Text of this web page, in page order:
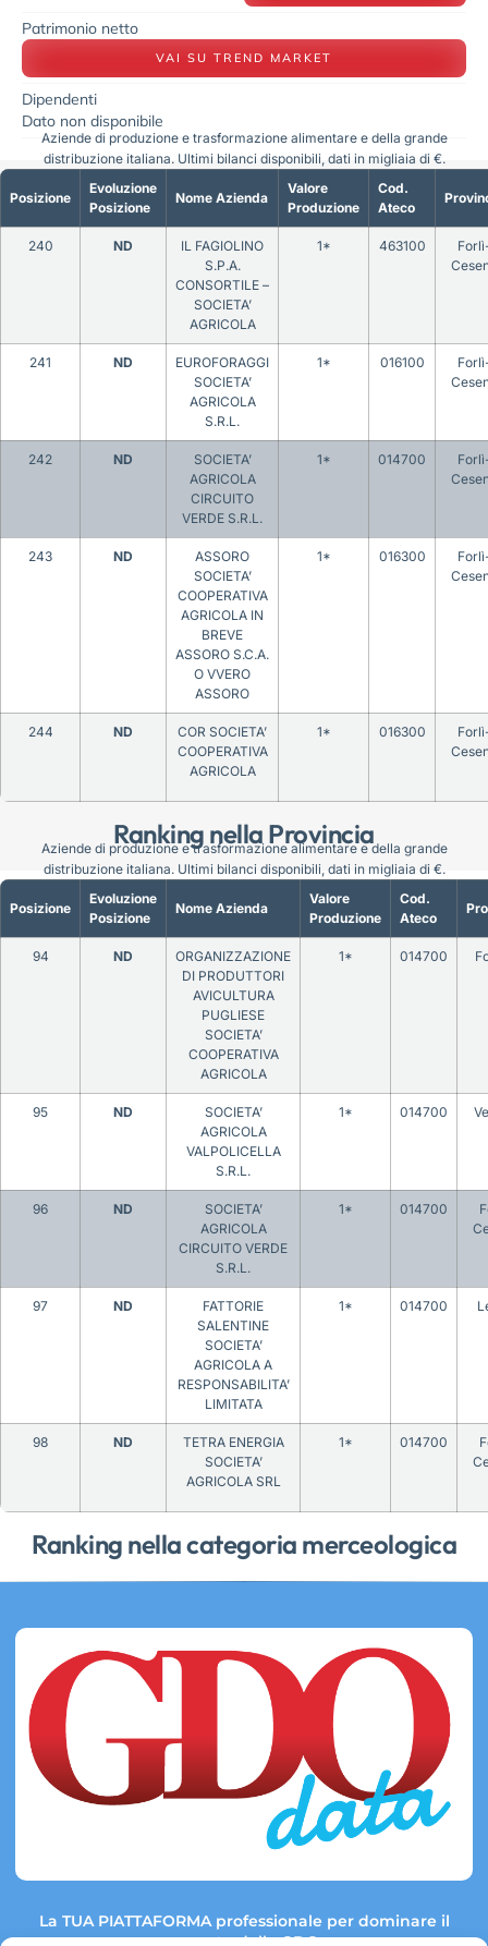
Patrimonio netto
VAI SU TREND MARKET
Dipendenti
Dato non disponibile
Ranking nella Provincia
Posizione
Evoluzione
Posizione
Nome Azienda
Valore
Produzione
Cod.
Ateco
240 ND
IL FAGIOLINO
S.P.A.
CONSORTILE –
SOCIETA’
AGRICOLA
1* 463100
241 ND
EUROFORAGGI
SOCIETA’
AGRICOLA
S.R.L.
1* 016100
242 ND
SOCIETA’
AGRICOLA
CIRCUITO
VERDE S.R.L.
1* 014700
243 ND
ASSORO
SOCIETA’
COOPERATIVA
AGRICOLA IN
BREVE
ASSORO S.C.A.
O VVERO
ASSORO
1* 016300
244 ND
COR SOCIETA’
COOPERATIVA
AGRICOLA
1* 016300
Aziende di produzione e trasformazione alimentare e della grande
distribuzione italiana. Ultimi bilanci disponibili, dati in migliaia di €.
Ranking nella categoria merceologica
Posizione
Evoluzione
Posizione
Nome Azienda
Valore
Produzione
Cod.
Ateco
94 ND
ORGANIZZAZIONE
DI PRODUTTORI
AVICULTURA
PUGLIESE
SOCIETA’
COOPERATIVA
AGRICOLA
1* 014700
95 ND
SOCIETA’
AGRICOLA
VALPOLICELLA
S.R.L.
1* 014700
96 ND
SOCIETA’
AGRICOLA
CIRCUITO VERDE
S.R.L.
1* 014700
97 ND
FATTORIE
SALENTINE
SOCIETA’
AGRICOLA A
RESPONSABILITA’
LIMITATA
1* 014700
98 ND
TETRA ENERGIA
SOCIETA’
AGRICOLA SRL
1* 014700
Aziende di produzione e trasformazione alimentare e della grande
distribuzione italiana. Ultimi bilanci disponibili, dati in migliaia di €.
La TUA PIATTAFORMA professionale per dominare il
mercato della GDO.